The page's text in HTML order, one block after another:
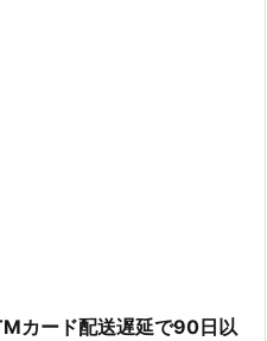
カード配送遅延で90日以